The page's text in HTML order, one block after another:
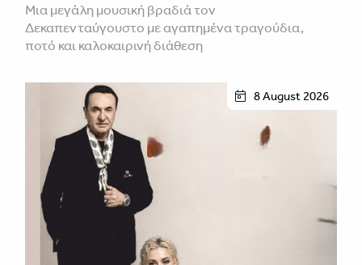
Μια μεγάλη μουσική βραδιά τον
Δεκαπενταύγουστο με αγαπημένα τραγούδια,
ποτό και καλοκαιρινή διάθεση
8 August 2026